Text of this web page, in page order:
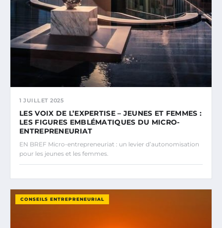
1 JUILLET 2025
LES VOIX DE L’EXPERTISE – JEUNES ET FEMMES :
LES FIGURES EMBLÉMATIQUES DU MICRO-
ENTREPRENEURIAT
EN BREF Micro-entrepreneuriat : un levier d’autonomisation
pour les jeunes et les femmes.
CONSEILS ENTREPRENEURIAL